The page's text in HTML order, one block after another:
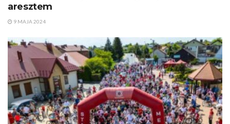
aresztem
9 MAJA 2024